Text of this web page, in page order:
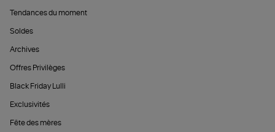
Tendances du moment
Soldes
Archives
Offres Privilèges
Black Friday Lulli
Exclusivités
Fête des mères